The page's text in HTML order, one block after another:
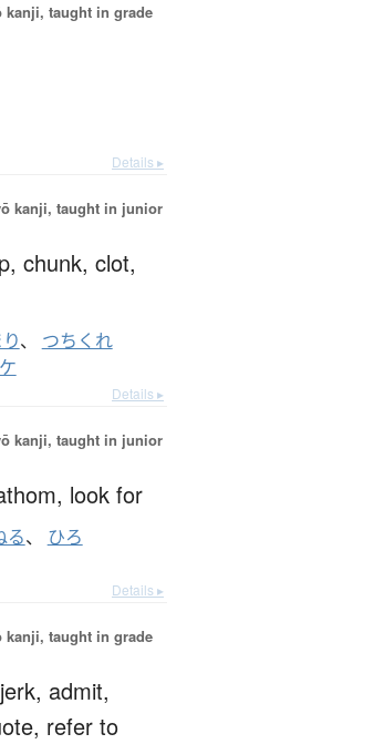
kanji, taught in grade
Details ▸
kanji, taught in junior
chunk, clot,
、 つちくれ
ケ
Details ▸
kanji, taught in junior
look for
る、 ひろ
Details ▸
kanji, taught in grade
jerk, admit,
refer to